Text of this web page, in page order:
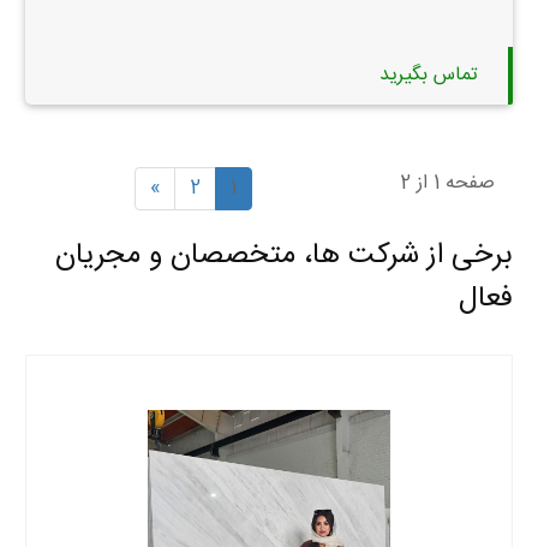
تماس بگیرید
صفحه 1 از 2
برخی از شرکت ها، متخصصان و مجریان
فعال